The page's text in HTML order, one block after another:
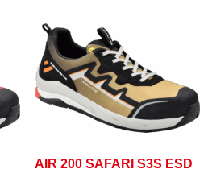
AIR 200 SAFARI S3S ESD